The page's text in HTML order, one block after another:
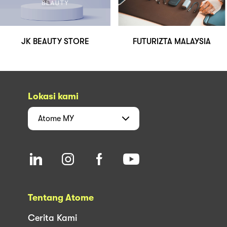
JK BEAUTY STORE FUTURIZTA MALAYSIA
Lokasi kami
Atome MY
Tentang Atome
Cerita Kami